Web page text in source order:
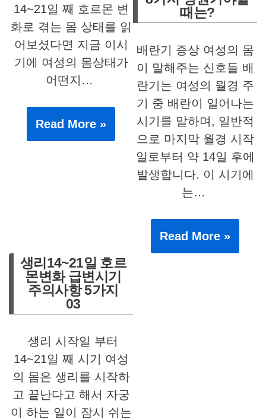
14~21일 째 호르몬 변
화로 겪는 몸 상태를 읽
어보셨다면 지금 이시
기에 여성의 몸상태가
어떤지…
Read More »
때는?
배란기 증상 여성의 몸
이 말해주는 신호들 배
란기는 여성의 월경 주
기 중 배란이 일어나는
시기를 말하며, 일반적
으로 마지막 월경 시작
일로부터 약 14일 후에
발생합니다. 이 시기에
는…
Read More »
생리14~21일 호르
몬변화 급변시기
주의사항 5가지
03
생리 시작일 부터
14~21일 째 시기 여성
의 몸은 생리를 시작하
고 끝난다고 해서 자궁
이 하는 일이 잠시 쉬는